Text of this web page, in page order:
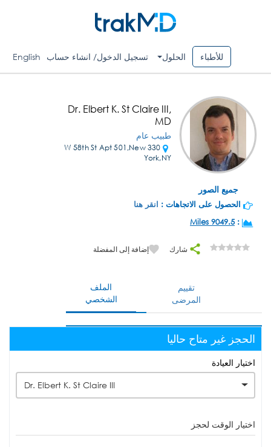
للأطباء الحلول تسجيل الدخول/ انشاء حساب English
جميع الصور
Dr. Elbert K. St Claire III,
MD
طبيب عام
330 W 58th St Apt 501,New
York,NY
الحصول على الاتجاهات : انقر هنا
:
9049.5 Miles
شارك إضافة إلى المفضلة
الملف
الشخصي
تقييم
المرضى
الحجز غير متاح حاليا
اختيار العيادة
Dr. Elbert K. St Claire III
اختيار الوقت لحجز